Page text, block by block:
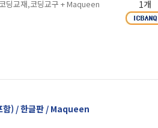
딩교재,코딩교구 + Maqueen
1개
함) / 한글판 / Maqueen